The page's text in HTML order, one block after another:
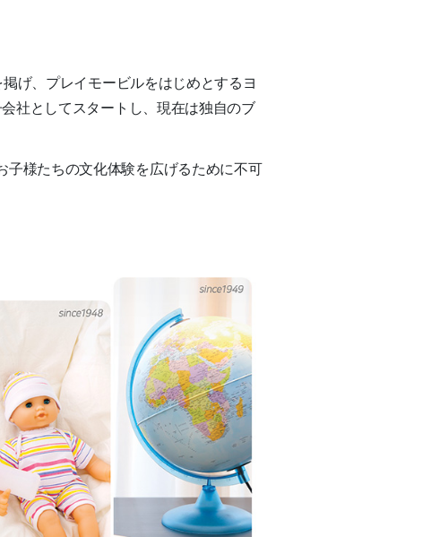
げ、プレイモービルをはじめとするヨ
社としてスタートし、現在は独自のブ
様たちの文化体験を広げるために不可